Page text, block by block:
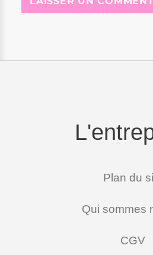
Plan du
Qui sommes
CGV